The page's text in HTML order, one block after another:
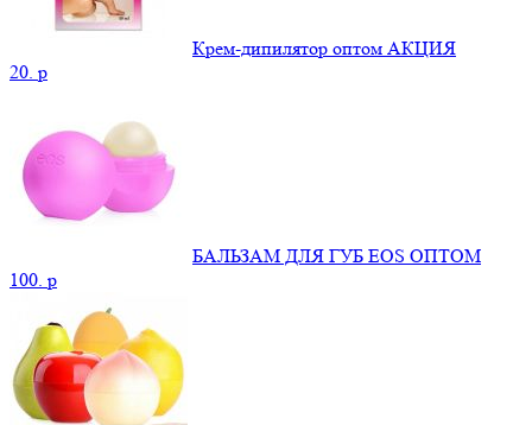
Крем-дипилятор оптом АКЦИЯ
20. p
БАЛЬЗАМ ДЛЯ ГУБ EOS ОПТОМ
100. p